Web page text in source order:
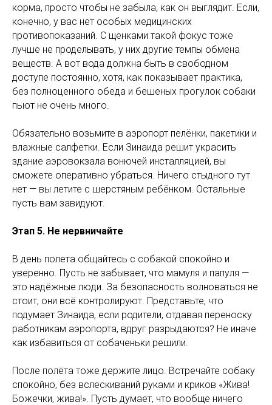
корма, просто чтобы не забыла, как он выглядит. Если,
конечно, у вас нет особых медицинских
противопоказаний. С щенками такой фокус тоже
лучше не проделывать, у них другие темпы обмена
веществ. А вот вода должна быть в свободном
доступе постоянно, хотя, как показывает практика,
без полноценного обеда и бешеных прогулок собаки
пьют не очень много.
Обязательно возьмите в аэропорт пелёнки, пакетики и
влажные салфетки. Если Зинаида решит украсить
здание аэровокзала вонючей инсталляцией, вы
сможете оперативно убраться. Ничего стыдного тут
нет — вы летите с шерстяным ребёнком. Остальные
пусть вам завидуют.
Этап 5. Не нервничайте
В день полета общайтесь с собакой спокойно и
уверенно. Пусть не забывает, что мамуля и папуля —
это надёжные люди. За безопасность волноваться не
стоит, они всё контролируют. Представьте, что
подумает Зинаида, если родители, отдавая переноску
работникам аэропорта, вдруг разрыдаются? Не иначе
как избавиться от собаченьки решили.
После полёта тоже держите лицо. Встречайте собаку
спокойно, без вслескиваний руками и криков «Жива!
Божечки, жива!». Пусть думает, что вообще ничего